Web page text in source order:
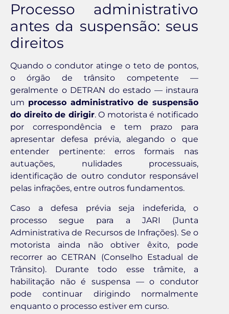
Processo administrativo
antes da suspensão: seus
direitos
Quando o condutor atinge o teto de pontos,
o órgão de trânsito competente —
geralmente o DETRAN do estado — instaura
um processo administrativo de suspensão
do direito de dirigir. O motorista é notificado
por correspondência e tem prazo para
apresentar defesa prévia, alegando o que
entender pertinente: erros formais nas
autuações, nulidades processuais,
identificação de outro condutor responsável
pelas infrações, entre outros fundamentos.
Caso a defesa prévia seja indeferida, o
processo segue para a JARI (Junta
Administrativa de Recursos de Infrações). Se o
motorista ainda não obtiver êxito, pode
recorrer ao CETRAN (Conselho Estadual de
Trânsito). Durante todo esse trâmite, a
habilitação não é suspensa — o condutor
pode continuar dirigindo normalmente
enquanto o processo estiver em curso.